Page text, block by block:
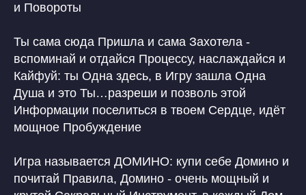
и Повороты
Ты сама сюда Пришла и сама Захотела -
вспоминай и отдайся Процессу, наслаждайся и
Кайфуй: ты Одна здесь, в Игру зашла Одна
Душа и это Ты…разреши и позволь этой
Информации поселиться в твоем Сердце, идёт
мощное Пробуждение
Игра называется ДОМИНО: купи себе Домино и
почитай Правила, Домино - очень мощный и